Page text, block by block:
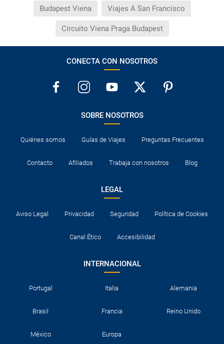
Budapest Viena Viajes A San Francisco
Circuito Viena Praga Budapest
CONECTA CON NOSOTROS
SOBRE NOSOTROS
Quiénes somos Guías de Viajes Preguntas Frecuentes
Contacto Afiliados Trabaja con nosotros Blog
LEGAL
Aviso Legal Privacidad Seguridad Política de Cookies
Canal Ético Accesibilidad
INTERNACIONAL
Portugal Italia Alemania
Brasil Francia Reino Unido
México Europa